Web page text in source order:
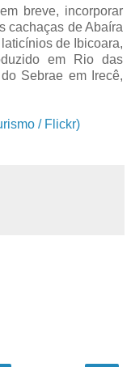
breve, incorporar
cachaças de Abaíra
de Ibicoara,
em Rio das
Sebrae em Irecê,
/ Flickr)